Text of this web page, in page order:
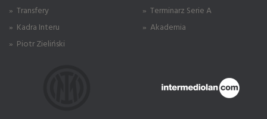
» Transfery
» Kadra Interu
» Piotr Zieliński
» Terminarz Serie A
» Akademia